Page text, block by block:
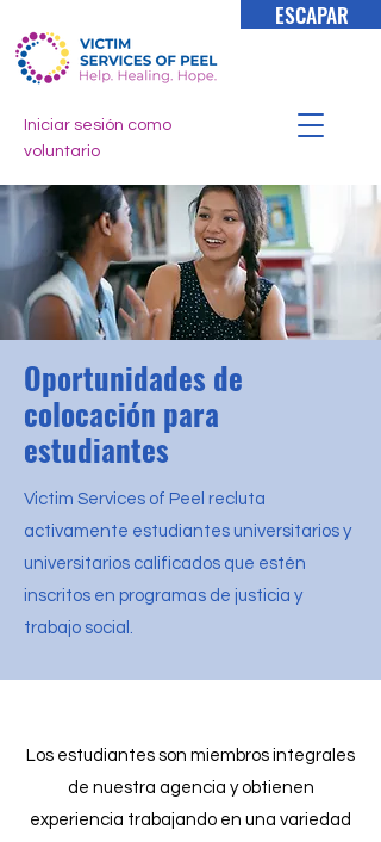
ESCAPAR
Iniciar sesión como
voluntario
Oportunidades de
colocación para
estudiantes
Victim Services of Peel recluta
activamente estudiantes universitarios y
universitarios calificados que estén
inscritos en programas de justicia y
trabajo social.
Los estudiantes son miembros integrales
de nuestra agencia y obtienen
experiencia trabajando en una variedad